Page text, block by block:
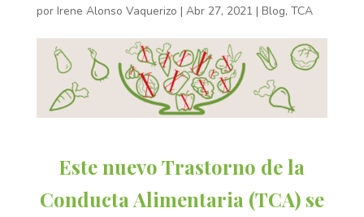
por Irene Alonso Vaquerizo | Abr 27, 2021 | Blog, TCA
Este nuevo Trastorno de la
Conducta Alimentaria (TCA) se